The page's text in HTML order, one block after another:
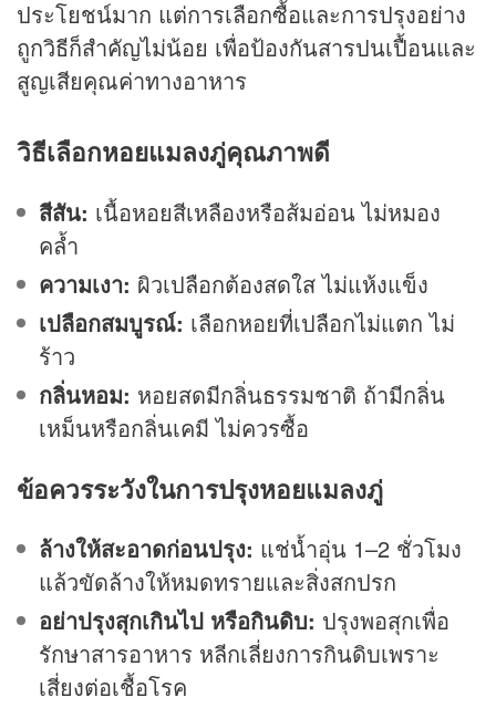
ประโยชน์มาก แต่การเลือกซื้อและการปรุงอย่าง
ถูกวิธีก็สำคัญไม่น้อย เพื่อป้องกันสารปนเปื้อนและ
สูญเสียคุณค่าทางอาหาร
วิธีเลือกหอยแมลงภู่คุณภาพดี
สีสัน: เนื้อหอยสีเหลืองหรือส้มอ่อน ไม่หมอง
คล้ำ
ความเงา: ผิวเปลือกต้องสดใส ไม่แห้งแข็ง
เปลือกสมบูรณ์: เลือกหอยที่เปลือกไม่แตก ไม่
ร้าว
กลิ่นหอม: หอยสดมีกลิ่นธรรมชาติ ถ้ามีกลิ่น
เหม็นหรือกลิ่นเคมี ไม่ควรซื้อ
ข้อควรระวังในการปรุงหอยแมลงภู่
ล้างให้สะอาดก่อนปรุง: แช่น้ำอุ่น 1–2 ชั่วโมง
แล้วขัดล้างให้หมดทรายและสิ่งสกปรก
อย่าปรุงสุกเกินไป หรือกินดิบ: ปรุงพอสุกเพื่อ
รักษาสารอาหาร หลีกเลี่ยงการกินดิบเพราะ
เสี่ยงต่อเชื้อโรค